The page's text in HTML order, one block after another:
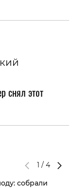
снял этот
1 / 4
собрали